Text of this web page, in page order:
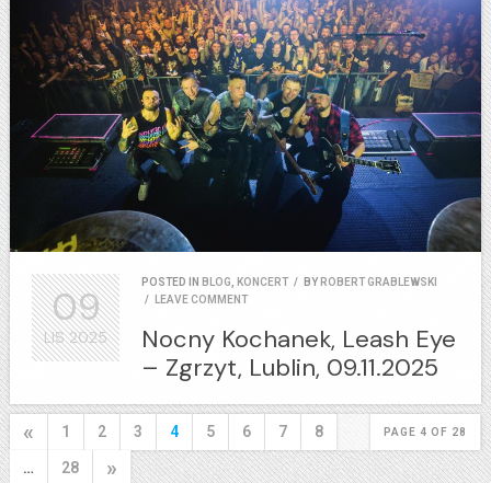
POSTED IN BLOG KONCERT / BY ROBERT GRABLEWSKI
/
LEAVE COMMENT
Nocny Kochanek, Leash Eye
– Zgrzyt, Lublin, 09.11.2025
09
LIS2025
PAGE 4 OF 28
« 1 2 3 4 5 6 7 8
… 28 »